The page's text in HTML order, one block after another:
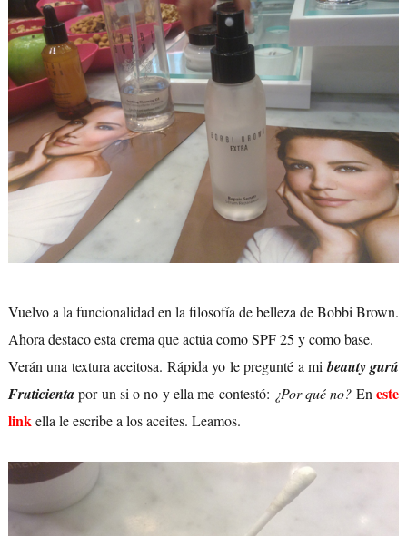
Vuelvo a la funcionalidad en la filosofía de belleza de Bobbi Brown.
Ahora destaco esta crema que actúa como SPF 25 y como base.
Verán una textura aceitosa. Rápida yo le pregunté a mibeauty gurú
Fruticientapor un si o no y ella me contestó: ¿Por qué no? Eneste
linkella le escribe a los aceites. Leamos.